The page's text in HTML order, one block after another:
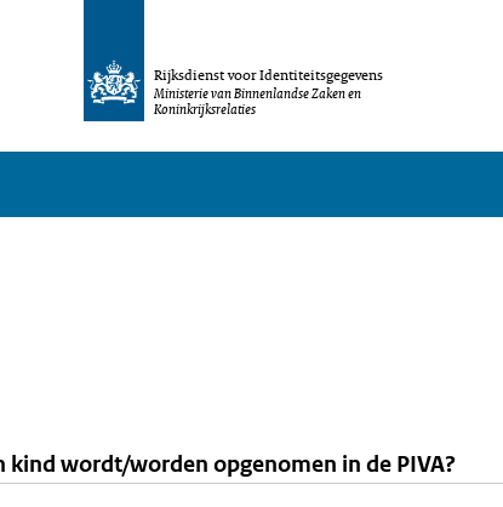
Rijksdienst voor Identiteitsgegevens
Ministerie van Binnenlandse Zaken en
Koninkrijksrelaties
wordt/worden opgenomen in de PIVA?